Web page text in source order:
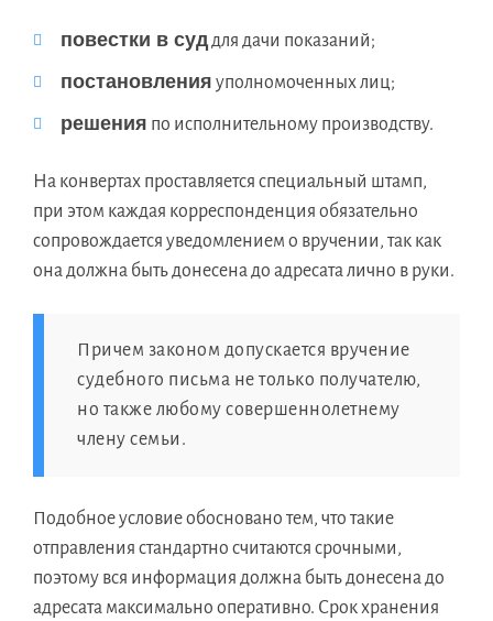
повестки в суддля дачи показаний;
постановления уполномоченных лиц;
решения по исполнительному производству.
На конвертах проставляется специальный штамп,
при этом каждая корреспонденция обязательно
сопровождается уведомлением о вручении, так как
она должна быть донесена до адресата лично в руки.
Причем законом допускается вручение
судебного письма не только получателю,
но также любому совершеннолетнему
члену семьи.
Подобное условие обосновано тем, что такие
отправления стандартно считаются срочными,
поэтому вся информация должна быть донесена до
адресата максимально оперативно. Срок хранения